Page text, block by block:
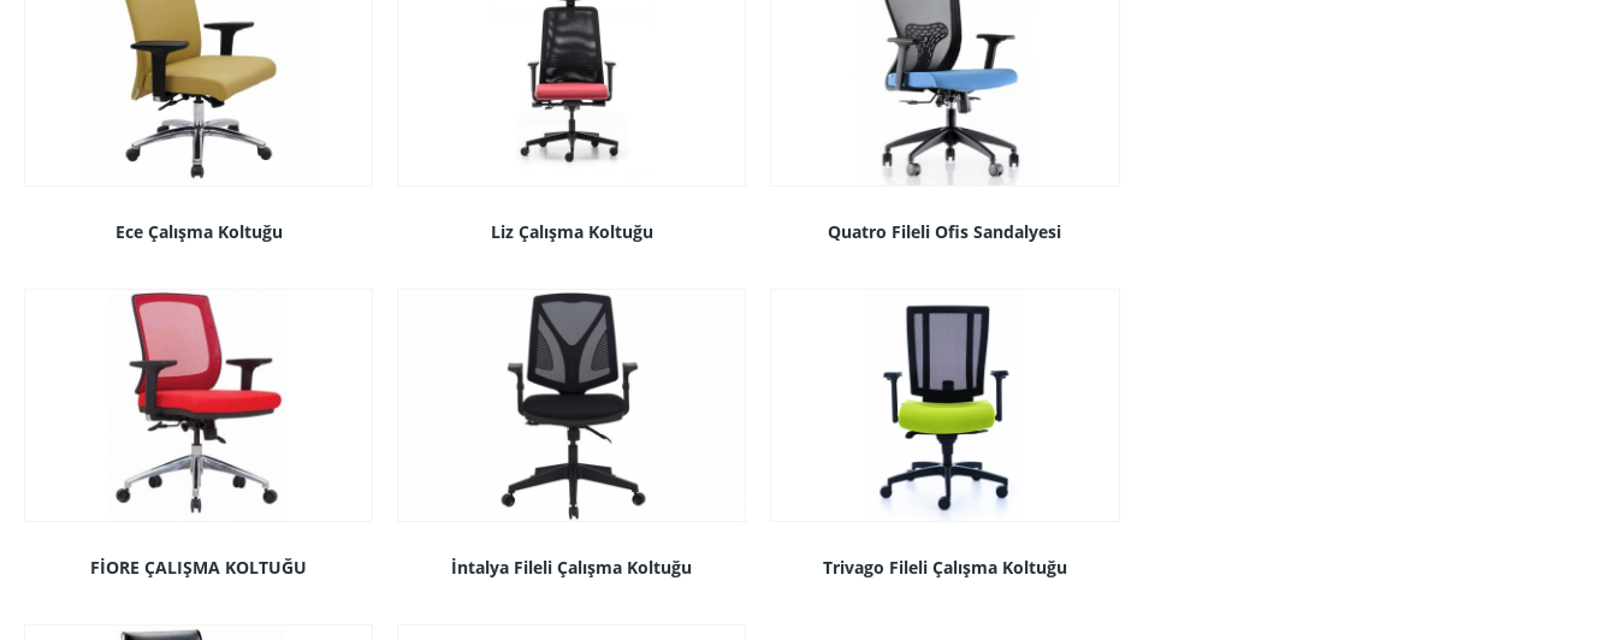
Ece Çalışma Koltuğu Liz Çalışma Koltuğu Quatro Fileli Ofis Sandalyesi
FİORE ÇALIŞMA KOLTUĞU İntalya Fileli Çalışma Koltuğu Trivago Fileli Çalışma Koltuğu